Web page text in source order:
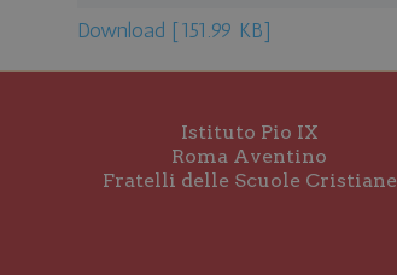
Download [151.99 KB]
Istituto Pio IX
Roma Aventino
Fratelli delle Scuole Cristiane